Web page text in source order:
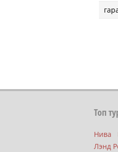
Топ
Нива
Лэнд